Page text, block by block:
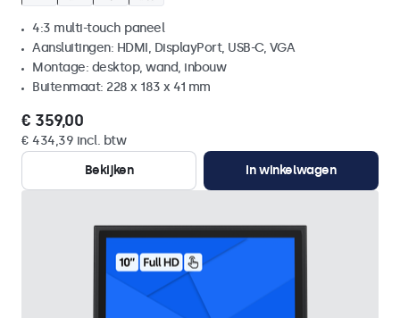
4:3 multi-touch paneel
Aansluitingen: HDMI, DisplayPort, USB-C, VGA
Montage: desktop, wand, inbouw
Buitenmaat: 228 x 183 x 41 mm
€ 359,00
€ 434,39 incl. btw
Bekijken
In winkelwagen